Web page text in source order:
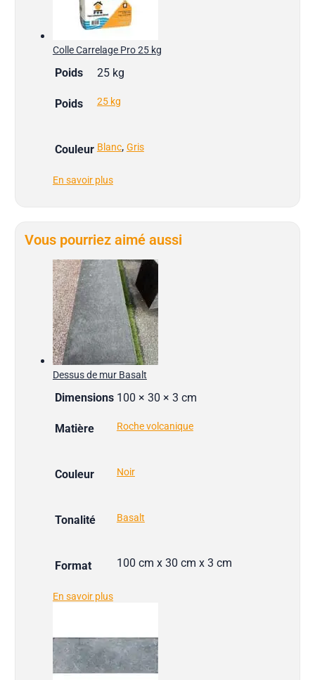
Colle Carrelage Pro 25 kg
Poids 25 kg
Poids 25 kg
Couleur Blanc, Gris
En savoir plus
Vous pourriez aimé aussi
Dessus de mur Basalt
Dimensions 100 × 30 × 3 cm
Matière Roche volcanique
Couleur Noir
Tonalité Basalt
Format 100 cm x 30 cm x 3 cm
En savoir plus